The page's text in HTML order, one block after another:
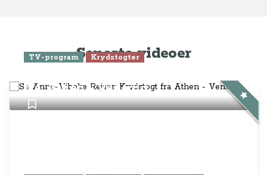
Seneste videoer
TV-program Krydstogter
fra Athen - Venedig